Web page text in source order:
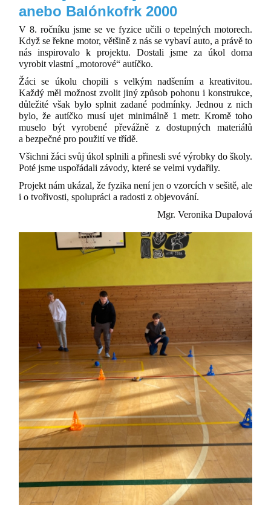
anebo Balónkofrk 2000
V 8. ročníku jsme se ve fyzice učili o tepelných motorech.
Když se řekne motor, většině z nás se vybaví auto, a právě to
nás inspirovalo k projektu. Dostali jsme za úkol doma
vyrobit vlastní „motorové“ autíčko.
Žáci se úkolu chopili s velkým nadšením a kreativitou.
Každý měl možnost zvolit jiný způsob pohonu i konstrukce,
důležité však bylo splnit zadané podmínky. Jednou z nich
bylo, že autíčko musí ujet minimálně 1 metr. Kromě toho
muselo být vyrobené převážně z dostupných materiálů
a bezpečné pro použití ve třídě.
Všichni žáci svůj úkol splnili a přinesli své výrobky do školy.
Poté jsme uspořádali závody, které se velmi vydařily.
Projekt nám ukázal, že fyzika není jen o vzorcích v sešitě, ale
i o tvořivosti, spolupráci a radosti z objevování.
Mgr. Veronika Dupalová